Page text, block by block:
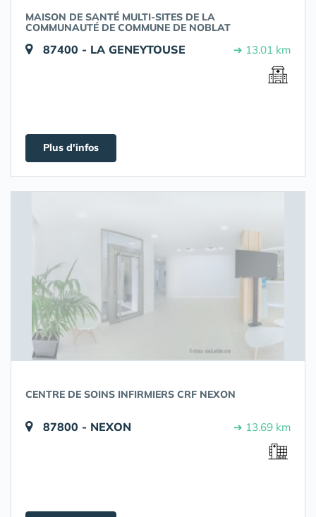
MAISON DE SANTÉ MULTI-SITES DE LA
COMMUNAUTÉ DE COMMUNE DE NOBLAT
87400 - LA GENEYTOUSE ➔ 13.01 km
Plus d'infos
CENTRE DE SOINS INFIRMIERS CRF NEXON
87800 - NEXON ➔ 13.69 km